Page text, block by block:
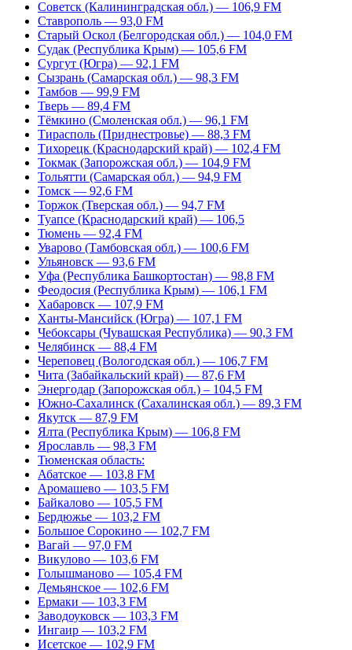
Советск (Калининградская обл.) — 106,9 FM
Ставрополь — 93,0 FM
Старый Оскол (Белгородская обл.) — 104,0 FM
Судак (Республика Крым) — 105,6 FM
Сургут (Югра) — 92,1 FM
Сызрань (Самарская обл.) — 98,3 FM
Тамбов — 99,9 FM
Тверь — 89,4 FM
Тёмкино (Смоленская обл.) — 96,1 FM
Тирасполь (Приднестровье) — 88,3 FM
Тихорецк (Краснодарский край) — 102,4 FM
Токмак (Запорожская обл.) — 104,9 FM
Тольятти (Самарская обл.) — 94,9 FM
Томск — 92,6 FM
Торжок (Тверская обл.) — 94,7 FM
Туапсе (Краснодарский край) — 106,5
Тюмень — 92,4 FM
Уварово (Тамбовская обл.) — 100,6 FM
Ульяновск — 93,6 FM
Уфа (Республика Башкортостан) — 98,8 FM
Феодосия (Республика Крым) — 106,1 FM
Хабаровск — 107,9 FM
Ханты-Мансийск (Югра) — 107,1 FM
Чебоксары (Чувашская Республика) — 90,3 FM
Челябинск — 88,4 FM
Череповец (Вологодская обл.) — 106,7 FM
Чита (Забайкальский край) — 87,6 FM
Энергодар (Запорожская обл.) – 104,5 FM
Южно-Сахалинск (Сахалинская обл.) — 89,3 FM
Якутск — 87,9 FM
Ялта (Республика Крым) — 106,8 FM
Ярославль — 98,3 FM
Тюменская область:
Абатское — 103,8 FM
Аромашево — 103,5 FM
Байкалово — 105,5 FM
Бердюжье — 103,2 FM
Большое Сорокино — 102,7 FM
Вагай — 97,0 FM
Викулово — 103,6 FM
Голышманово — 105,4 FM
Демьянское — 102,6 FM
Ермаки — 103,3 FM
Заводоуковск — 103,3 FM
Ингаир — 103,2 FM
Исетское — 102,9 FM